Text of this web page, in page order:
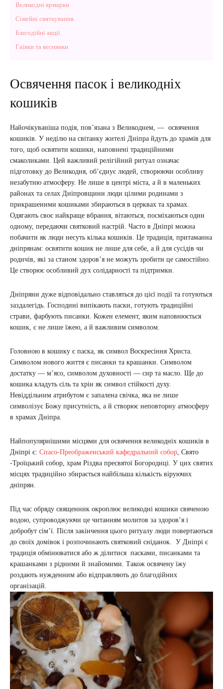
Великодні ярмарки
Сімейні святкування
Благодійні акції
Гаївки та веснянки
Освячення пасок і великодніх
кошиків
Найочікуваніша подія, пов’язана з Великоднем, — освячення
кошиків. У неділю на світанку жителі Дніпра йдуть до храмів для
того, щоб освятити кошики, наповнені традиційними
смаколиками. Цей важливий релігійний ритуал означає
підготовку до Великодня, об’єднує людей, створюючи особливу
незабутню атмосферу. Не лише в центрі міста, а й в маленьких
районах та селах Дніпровщини люди цілими родинами з
прикрашеними кошиками збираються в церквах та храмах.
Одягають своє найкраще вбрання, вітаються, посміхаються один
одному, передаючи святковий настрій. Часто в Дніпрі можна
побачити як люди несуть кілька кошиків. Це традиція, притаманна
дніпрянам: освятити кошик не лише для себе, а й для сусідів чи
родичів, які за станом здоров’я не можуть зробити це самостійно.
Це створює особливий дух солідарності та підтримки.
Дніпряни дуже відповідально ставляться до цієї події та готуються
заздалегідь. Господині випікають паски, готують традиційні
страви, фарбують писанки. Кожен елемент, яким наповнюється
кошик, є не лише їжею, а й важливим символом.
Головною в кошику є паска, як символ Воскресіння Христа.
Символом нового життя є писанки та крашанки. Символом
достатку — м’ясо, символом духовності — сир та масло. Ще до
кошика кладуть сіль та хрін як символ стійкості духу.
Невіддільним атрибутом є запалена свічка, яка не лише
символізує Божу присутність, а й створює неповторну атмосферу
в храмах Дніпра.
Найпопулярнішими місцями для освячення великодніх кошиків в
Дніпрі є: Спасо-Преображенський кафедральний собор , Свято
-Троїцький собор, храм Різдва пресвятої Богородиці. У цих святих
місцях традиційно збирається найбільша кількість віруючих
дніпрян.
Під час обряду священник окроплює великодні кошики свяченою
водою, супроводжуючи це читанням молитов за здоров’я і
добробут сім’ї. Після закінчення цього ритуалу люди повертаються
до своїх домівок і розпочинають святковий сніданок. У Дніпрі є
традиція обмінюватися або ж ділитися пасками, писанками та
крашанками з рідними й знайомими. Також освячену їжу
роздають нужденним або відправляють до благодійних
організацій.